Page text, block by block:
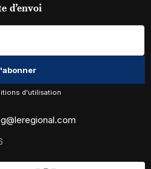
d’envoi
d'utilisation